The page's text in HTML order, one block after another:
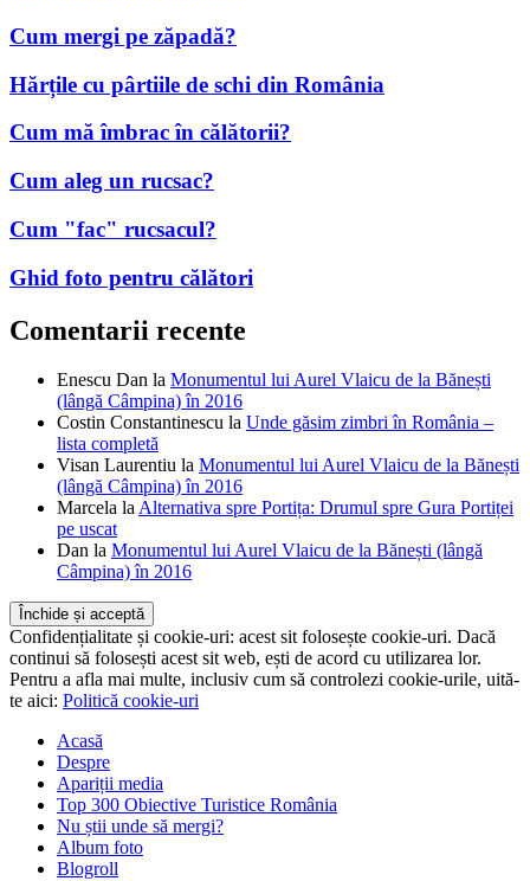
Intră pe site și propune unul!
Cum mergi pe zăpadă?
Hărțile cu pârtiile de schi din România
Cum mă îmbrac în călătorii?
Cum aleg un rucsac?
Cum "fac" rucsacul?
Ghid foto pentru călători
Comentarii recente
Enescu DanlaMonumentul lui Aurel Vlaicu de la Bănești
(lângă Câmpina) în 2016
Costin ConstantinesculaUnde găsim zimbri în România –
lista completă
Visan LaurentiulaMonumentul lui Aurel Vlaicu de la Bănești
(lângă Câmpina) în 2016
MarcelalaAlternativa spre Portița: Drumul spre Gura Portiței
pe uscat
Câmpina) în 2016
Confidențialitate și cookie-uri: acest sit folosește cookie-uri. Dacă
continui să folosești acest sit web, ești de acord cu utilizarea lor.
te aici:Politică cookie-uri
Acasă
Despre
Apariții media
Top 300 Obiective Turistice România
Nu știi unde să mergi?